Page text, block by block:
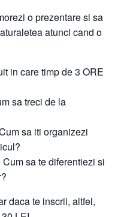
o prezentare si sa
atunci cand o
in care timp de 3 ORE
sa treci de la
sa iti organizezi
sa te diferentiezi si
daca te inscrii, altfel,